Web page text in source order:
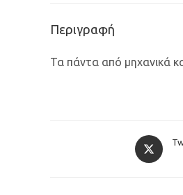
Περιγραφή
Τα πάντα από μηχανικά
Opens
in